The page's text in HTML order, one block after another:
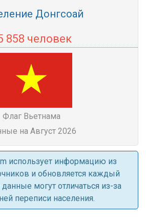
Донгсоай
858 человек
Флаг Вьетнама
на Август 2026
использует информацию из
и обновляется каждый
могут отличаться из-за
переписи населения.